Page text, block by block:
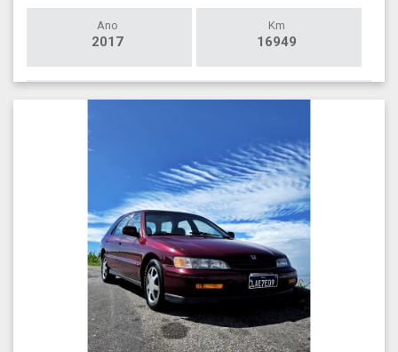
Ano
2017
Km
16949